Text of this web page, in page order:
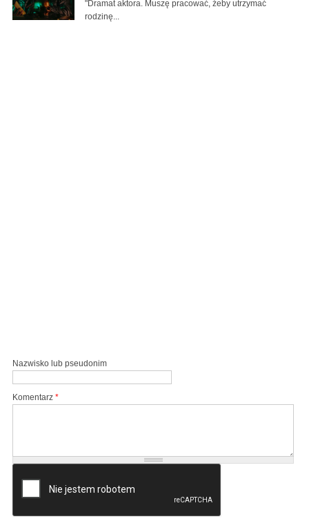
"Dramat aktora. Muszę pracować, żeby utrzymać
rodzinę...
Nazwisko lub pseudonim
Komentarz *